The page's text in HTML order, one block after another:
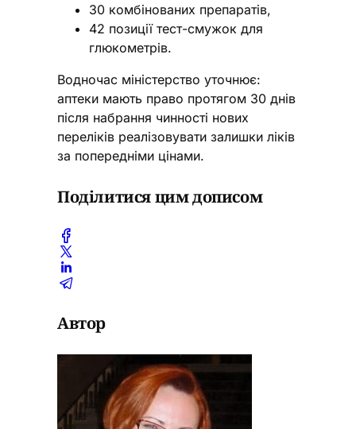
30 комбінованих препаратів,
42 позиції тест-смужок для
глюкометрів.
Водночас міністерство уточнює:
аптеки мають право протягом 30 днів
після набрання чинності нових
переліків реалізовувати залишки ліків
за попередніми цінами.
Поділитися цим дописом
Автор